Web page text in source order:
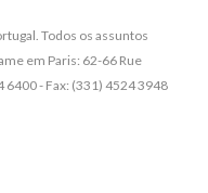
Todos os assuntos
em Paris: 62-66 Rue
6400 - Fax: (331) 4524 3948